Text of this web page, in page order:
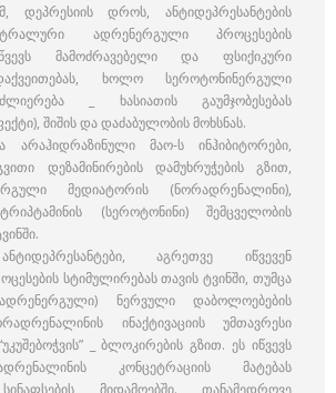
დეპრესიის დროს, ანტიდეპრესანტების
ადრენერგული პროცესების
მამოძრავებელი და ფსიქიკური
ხოლო სეროტონინერგული
_ ხასიათის გაუმჯობესებას
შიშის და დაძაბულობის მოხსნას.
არაჰიდრაზინული მაო-ს ინჰიბიტორები,
დეზამინირების დამუხრუჭების გზით,
მედიატორის (ნორადრენალინი),
(სეროტონინი) შემცველობის
აგრეთვე იწვევენ
სტიმულირებას თავის ტვინში, თუმცა
ნერვული დაბოლოებების
ინაქტივაციის უმთავრესი
_ ბლოკირების გზით. ეს იწვევს
კონცეტრაციის მატებას
მიდამოებში. თანამედროვე